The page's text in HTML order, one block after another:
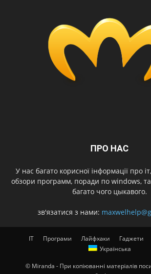
ПРО НАС
У нас багато корисної інформації про
обзори программ, поради по windows,
багато чого цыкавого.
зв'язатися з нами:
IT Програми Лайфхаки Гаджети
Українська
© Miranda - При копіюванні матеріалів